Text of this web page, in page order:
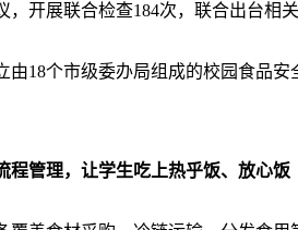
开展联合检查184次，联合出台相关
由18个市级委办局组成的校园食品
程管理，让学生吃上热乎饭、放心饭